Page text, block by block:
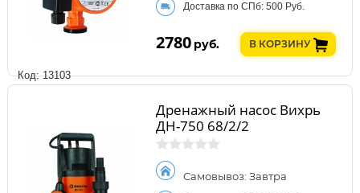
Код: 13103
Доставка по СПб: 500 Руб.
2780 руб. В КОРЗИНУ
Дренажный насос Вихрь
ДН-750 68/2/2
Самовывоз: Завтра